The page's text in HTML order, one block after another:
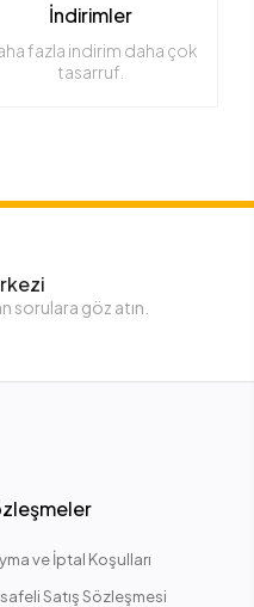
İndirimler
fazla indirim daha çok
tasarruf.
sorulara göz atın.
ve İptal Koşulları
Satış Sözleşmesi